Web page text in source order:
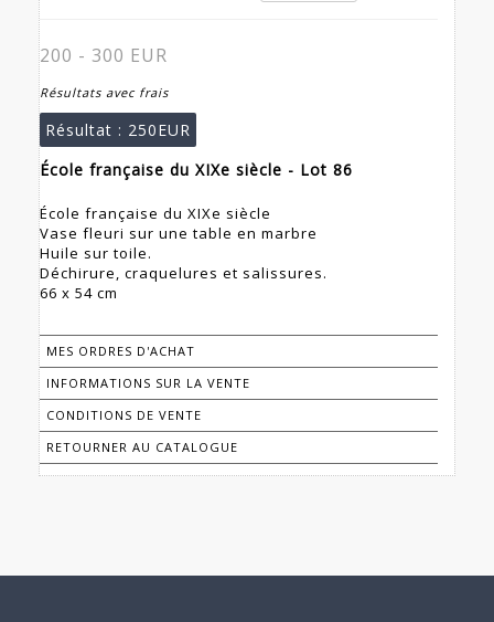
200 - 300 EUR
Résultats avec frais
Résultat : 250EUR
École française du XIXe siècle - Lot 86
École française du XIXe siècle
Vase fleuri sur une table en marbre
Huile sur toile.
Déchirure, craquelures et salissures.
66 x 54 cm
MES ORDRES D'ACHAT
INFORMATIONS SUR LA VENTE
CONDITIONS DE VENTE
RETOURNER AU CATALOGUE